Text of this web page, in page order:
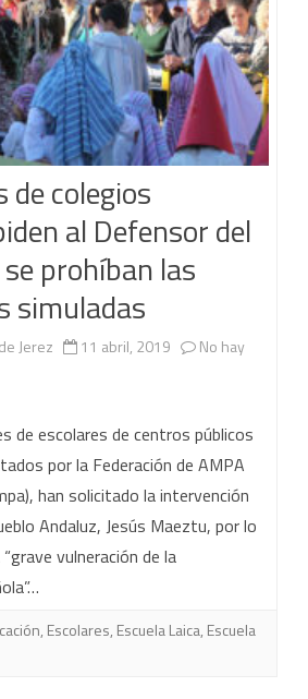
colegios
al Defensor del
prohíban las
simuladas
Jerez 11 abril, 2019
No hay
de escolares de centros públicos
por la Federación de AMPA
han solicitado la intervención
Andaluz, Jesús Maeztu, por lo
vulneración de la
, Escolares, Escuela Laica, Escuela